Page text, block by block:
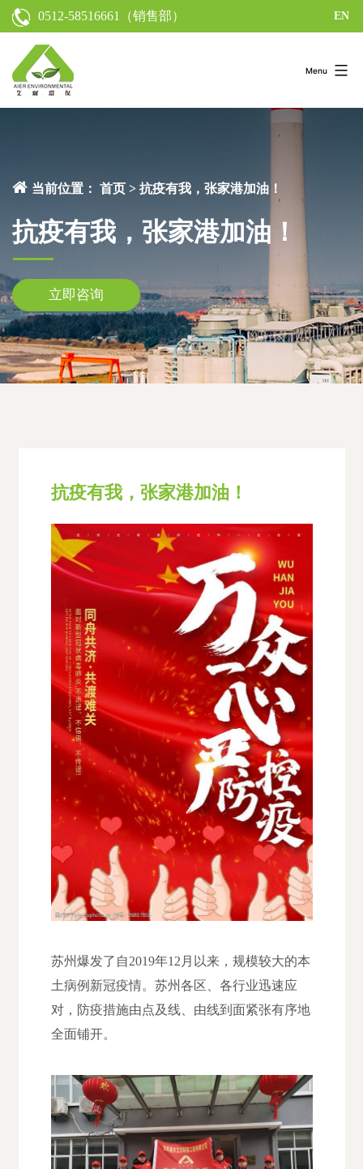
0512-58516661 （销售部） EN
Menu
当前位置： 首页 > 抗疫有我，张家港加油！
抗疫有我，张家港加油！
立即咨询
抗疫有我，张家港加油！
苏州爆发了自2019年12月以来，规模较大的本
土病例新冠疫情。苏州各区、各行业迅速应
对，防疫措施由点及线、由线到面紧张有序地
全面铺开。